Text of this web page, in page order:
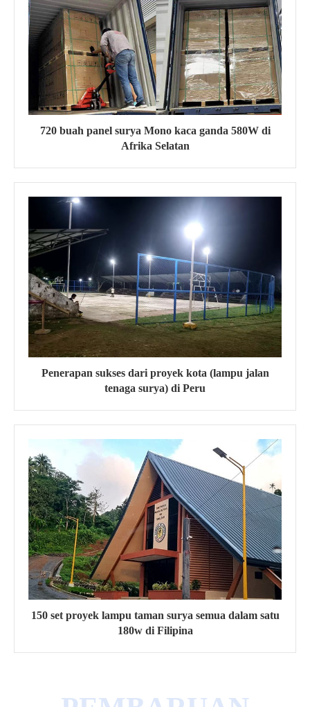
720 buah panel surya Mono kaca ganda 580W di
Afrika Selatan
Penerapan sukses dari proyek kota (lampu jalan
tenaga surya) di Peru
150 set proyek lampu taman surya semua dalam satu
180w di Filipina